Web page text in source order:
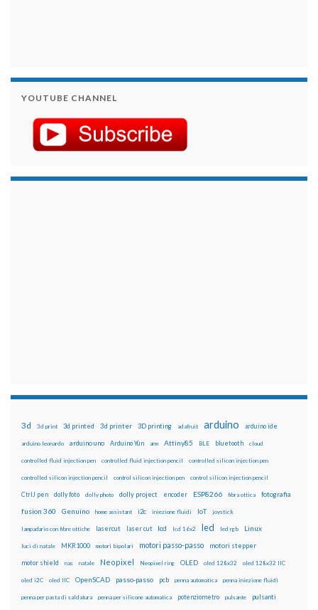
YOUTUBE CHANNEL
3d 3d print 3d printed 3d printer 3D printing adafruit arduino arduino ide
arduino leonardo arduino uno Arduino Yún arm Attiny85 BLE bluetooth cloud
controlled fluid injection pen controlled fluid injection pencil controlled silicon injection pen
controlled silicon injection pencil control silicon injection pen control silicon injection pencil
CtrlJ pen dolly foto dolly photo dolly project encoder ESP8266 fibra ottica fotografia
fusion 360 Genuino home assistant i2c iniezione fluidi IoT joystick
lampadario con fibre ottiche lasercut laser cut lcd lcd 16x2 led led rgb Linux
luci di natale MKR1000 motori bipolari motori passo-passo motori stepper
motor shield nas natale Neopixel Neopixel ring OLED oled 128x32 oled 128x32 IIC
oled i2C oled IIC OpenSCAD passo-passo pcb penna automatica penna iniezione fluidi
penna per pasta di saldatura penna per silicone automatica potenziometro pulsante pulsanti